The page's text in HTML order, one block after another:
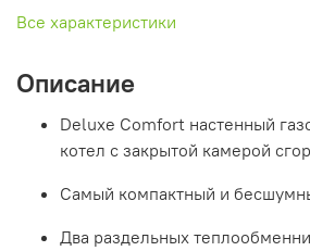
Все характеристики
Описание
Deluxe Comfort настенный
котел с закрытой камерой
Самый компактный и
Два раздельных